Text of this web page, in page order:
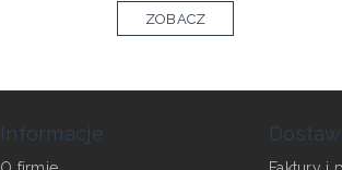
ZOBACZ
Informacje